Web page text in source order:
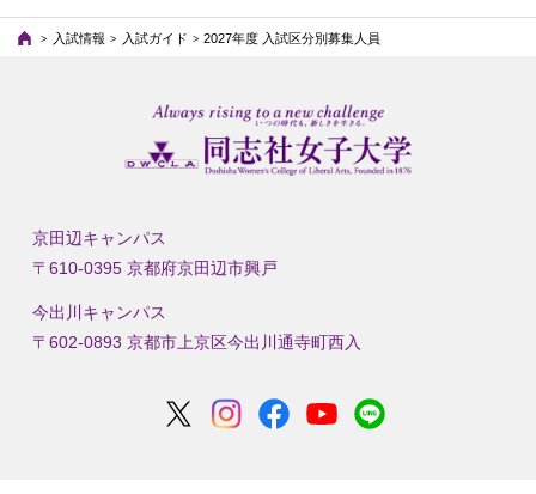
入試情報 入試ガイド 2027年度 入試区分別募集人員
京田辺キャンパス
〒610-0395 京都府京田辺市興戸
今出川キャンパス
〒602-0893 京都市上京区今出川通寺町西入